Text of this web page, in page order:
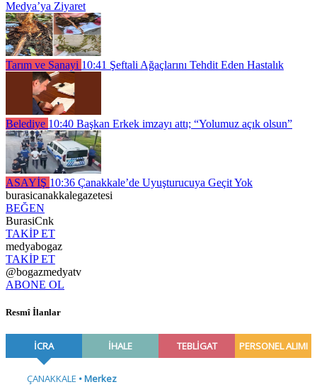
Medya’ya Ziyaret
Tarım ve Sanayi 10:41 Şeftali Ağaçlarını Tehdit Eden Hastalık
Belediye 10:40 Başkan Erkek imzayı attı; “Yolumuz açık olsun”
ASAYİŞ 10:36 Çanakkale’de Uyuşturucuya Geçit Yok
burasicanakkalegazetesi
BEĞEN
BurasiCnk
TAKİP ET
medyabogaz
TAKİP ET
@bogazmedyatv
ABONE OL
Resmî İlanlar